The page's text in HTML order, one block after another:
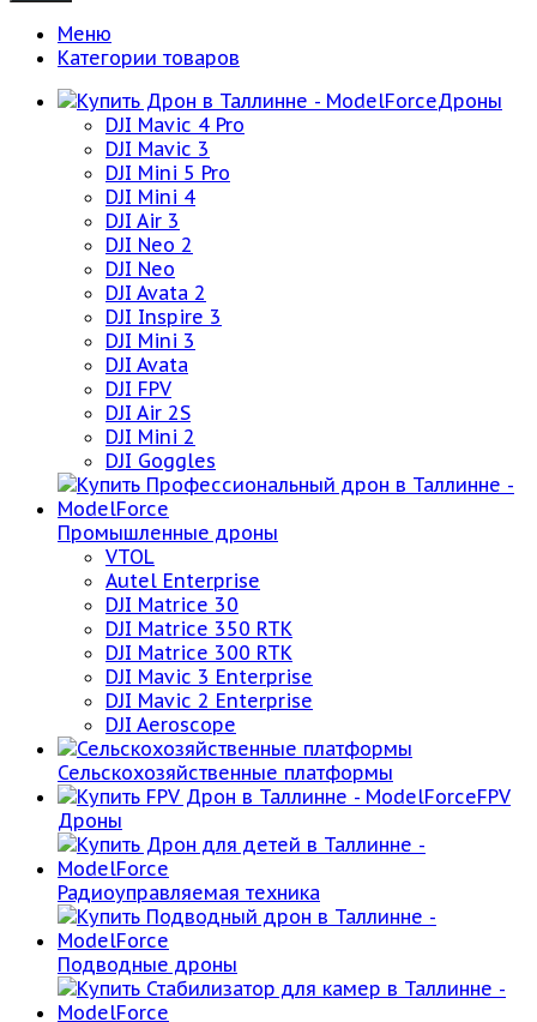
Меню
Категории товаров
Дроны
DJI Mavic 4 Pro
DJI Mavic 3
DJI Mini 5 Pro
DJI Mini 4
DJI Air 3
DJI Neo 2
DJI Neo
DJI Avata 2
DJI Inspire 3
DJI Mini 3
DJI Avata
DJI FPV
DJI Air 2S
DJI Mini 2
DJI Goggles
Промышленные дроны
VTOL
Autel Enterprise
DJI Matrice 30
DJI Matrice 350 RTK
DJI Matrice 300 RTK
DJI Mavic 3 Enterprise
DJI Mavic 2 Enterprise
DJI Aeroscope
Сельскохозяйственные платформы
FPV
Дроны
Радиоуправляемая техника
Подводные дроны